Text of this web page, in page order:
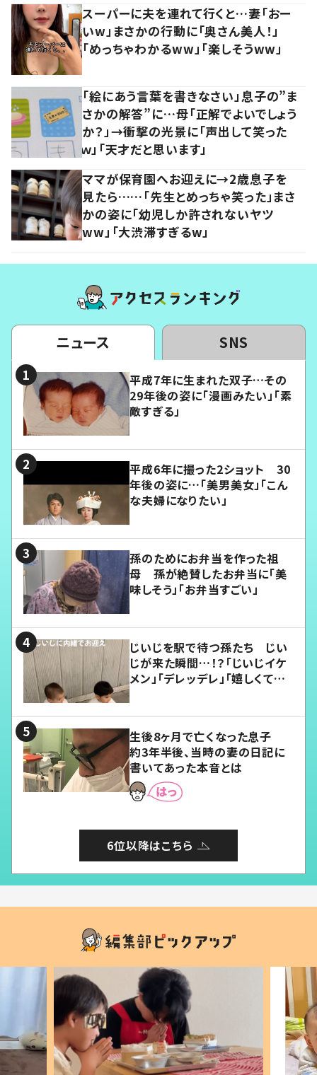
スーパーに夫を連れて行くと…妻「おー
いw」まさかの行動に「奥さん美人！」
「めっちゃわかるww」「楽しそうww」
「絵にあう言葉を書きなさい」息子の”ま
さかの解答”に…母「正解でよいでしょう
か？」→衝撃の光景に「声出して笑った
ｗ」「天才だと思います」
ママが保育園へお迎えに→2歳息子を
見たら……「先生とめっちゃ笑った」まさ
かの姿に「幼児しか許されないヤツ
ww」「大渋滞すぎるw」
ニュース SNS
平成7年に生まれた双子…その
29年後の姿に「漫画みたい」「素
敵すぎる」
平成6年に撮った2ショット 30
年後の姿に…「美男美女」「こん
な夫婦になりたい」
孫のためにお弁当を作った祖
母 孫が絶賛したお弁当に「美
味しそう」「お弁当すごい」
じいじを駅で待つ孫たち じい
じが来た瞬間…！？「じいじイケ
メン」「デレッデレ」「嬉しくて可
生後8ヶ月で亡くなった息子
約3年半後、当時の妻の日記に
書いてあった本音とは
6位以降はこちら